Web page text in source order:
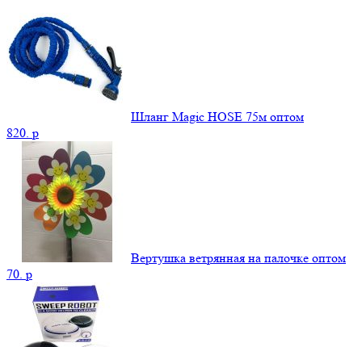
Шланг Magic HOSE 75м оптом
820. p
Вертушка ветрянная на палочке оптом
70. p